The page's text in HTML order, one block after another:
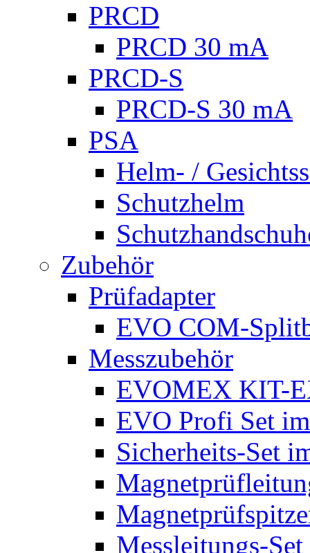
PRCD
PRCD 30 mA
PRCD-S
PRCD-S 30 mA
PSA
Helm- /
Schutzhelm
Zubehör
Prüfadapter
EVO COM-
Messzubehör
EVOMEX KIT-
EVO Profi Set
Sicherheits-Set
Messleitungs-Set